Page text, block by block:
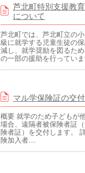
芦北町特別支援教
について
芦北町では、芦北町立の
級に就学する児童生徒の
減し、就学奨励を図るた
の一部の援助を行ってい
マル学保険証の交付
概要 就学のため子どもが
場合、遠隔者被保険者証
険者証）を交付します。
険加入者…